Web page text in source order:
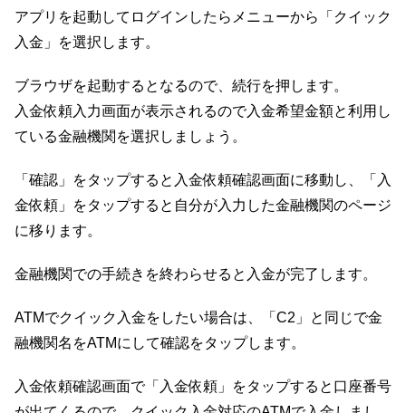
アプリを起動してログインしたらメニューから「クイック
入金」を選択します。
ブラウザを起動するとなるので、続行を押します。
入金依頼入力画面が表示されるので入金希望金額と利用し
ている金融機関を選択しましょう。
「確認」をタップすると入金依頼確認画面に移動し、「入
金依頼」をタップすると自分が入力した金融機関のページ
に移ります。
金融機関での手続きを終わらせると入金が完了します。
ATMでクイック入金をしたい場合は、「C2」と同じで金
融機関名をATMにして確認をタップします。
入金依頼確認画面で「入金依頼」をタップすると口座番号